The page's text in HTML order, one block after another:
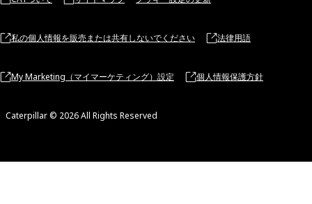
私の個人情報を販売または共有しないでください 法律用語
My Marketing（マイマーケティング）設定 個人情報保護方針
Caterpillar © 2026 All Rights Reserved